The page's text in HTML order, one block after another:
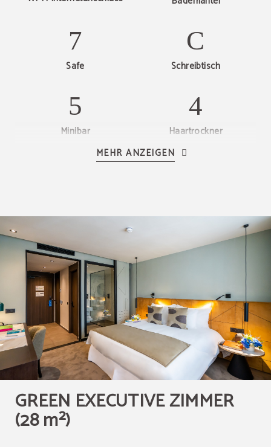
Safe Schreibtisch
Minibar Haartrockner
SAT-TV Tee- und Kaffeekocher
Individuell gesteuerte
Klimaanlage Dusche mit Regeneffekt
MEHR ANZEIGEN
GREEN EXECUTIVE ZIMMER
(28 m²)